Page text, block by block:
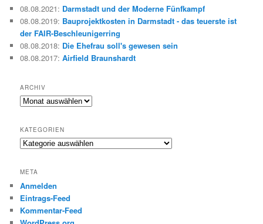
n
08.08.2021: Darmstadt und der Moderne Fünfkampf
08.08.2019: Bauprojektkosten in Darmstadt - das teuerste ist
der FAIR-Beschleunigerring
08.08.2018: Die Ehefrau soll's gewesen sein
08.08.2017:Airfield Braunshardt
ARCHIV
Archiv
KATEGORIEN
Kategorien
META
Anmelden
Eintrags-Feed
Kommentar-Feed